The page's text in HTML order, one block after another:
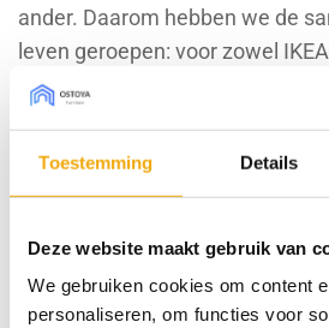
Toestemming Details
Deze website maakt gebruik van
We gebruiken cookies om content
personaliseren, om functies voor
ander. Daarom hebben we de
leven geroepen: voor zowel
projecten als voor complete
mogelijk naar je op.
kunt de samples altijd gratis
wanneer ze onbeschadigd bij
je het aankoopbedrag terug.